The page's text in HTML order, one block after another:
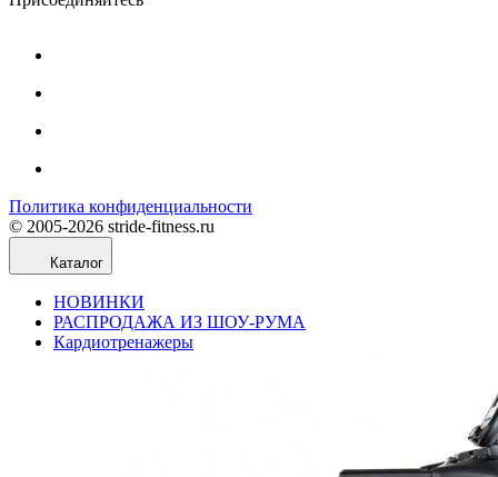
Политика конфиденциальности
© 2005-2026 stride-fitness.ru
Каталог
НОВИНКИ
РАСПРОДАЖА ИЗ ШОУ-РУМА
Кардиотренажеры